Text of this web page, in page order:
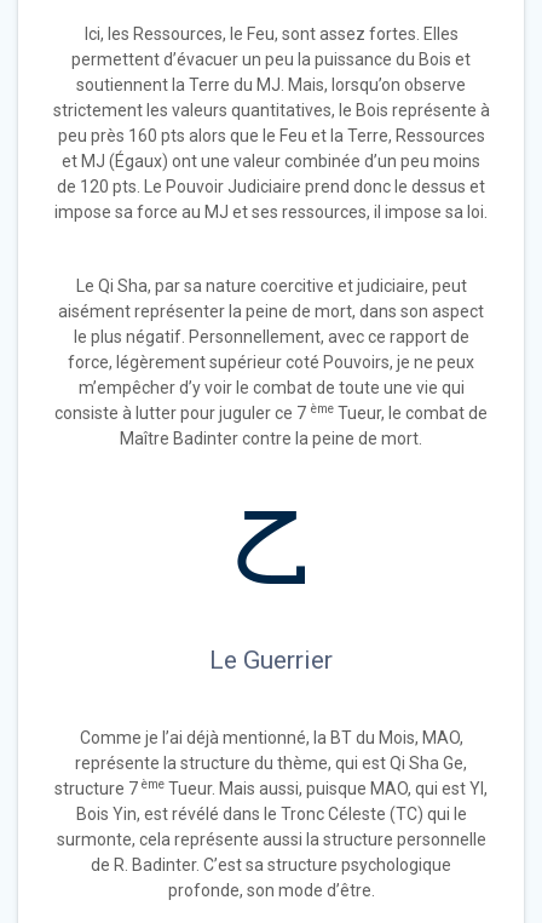
Ici, les Ressources, le Feu, sont assez fortes. Elles
permettent d’évacuer un peu la puissance du Bois et
soutiennent la Terre du MJ. Mais, lorsqu’on observe
strictement les valeurs quantitatives, le Bois représente à
peu près 160 pts alors que le Feu et la Terre, Ressources
et MJ (Égaux) ont une valeur combinée d’un peu moins
de 120 pts. Le Pouvoir Judiciaire prend donc le dessus et
impose sa force au MJ et ses ressources, il impose sa loi.
Le Qi Sha, par sa nature coercitive et judiciaire, peut
aisément représenter la peine de mort, dans son aspect
le plus négatif. Personnellement, avec ce rapport de
force, légèrement supérieur coté Pouvoirs, je ne peux
m’empêcher d’y voir le combat de toute une vie qui
consiste à lutter pour juguler ce 7 èmeTueur, le combat de
Maître Badinter contre la peine de mort.
Le Guerrier
Comme je l’ai déjà mentionné, la BT du Mois, MAO,
représente la structure du thème, qui est Qi Sha Ge,
structure 7 ème Tueur. Mais aussi, puisque MAO, qui est YI,
Bois Yin, est révélé dans le Tronc Céleste (TC) qui le
surmonte, cela représente aussi la structure personnelle
de R. Badinter. C’est sa structure psychologique
profonde, son mode d’être.